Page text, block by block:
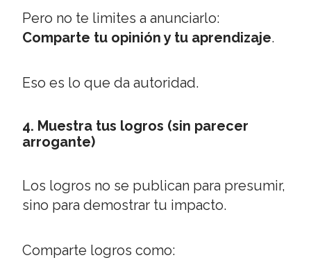
Pero no te limites a anunciarlo:
Comparte tu opinión y tu aprendizaje.
Eso es lo que da autoridad.
4. Muestra tus logros (sin parecer
arrogante)
Los logros no se publican para presumir,
sino para demostrar tu impacto.
Comparte logros como: